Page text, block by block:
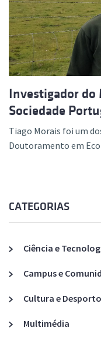
Investigador do
Sociedade
Tiago Morais foi um
Doutoramento em
CATEGORIAS
Ciência e
Campus e
Cultura e Desporto
Multimédia